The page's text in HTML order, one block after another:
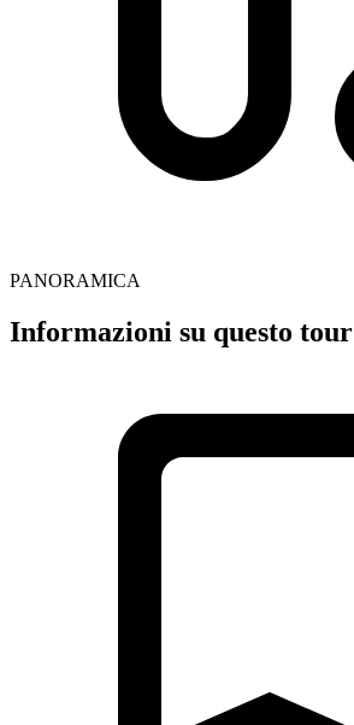
PANORAMICA
Informazioni su questo tour